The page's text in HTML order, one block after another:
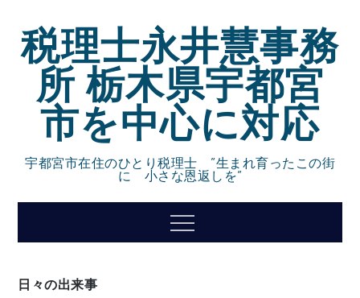
content
税理士永井慧事務
所 栃木県宇都宮
市を中心に対応
宇都宮市在住のひとり税理士 ”生まれ育ったこの街
に 小さな恩返しを”
Menu
日々の出来事